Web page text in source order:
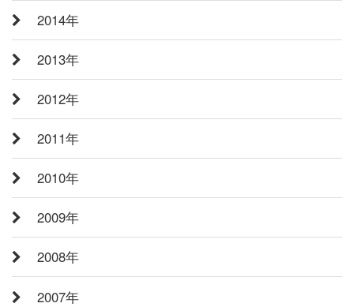
2014年
2013年
2012年
2011年
2010年
2009年
2008年
2007年